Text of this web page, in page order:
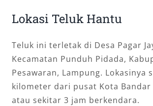
Lokasi Teluk Hantu
Teluk ini terletak di Desa Pagar
Kecamatan Punduh Pidada,
Pesawaran, Lampung. Lokasinya
kilometer dari pusat Kota Bandar
atau sekitar 3 jam berkendara.